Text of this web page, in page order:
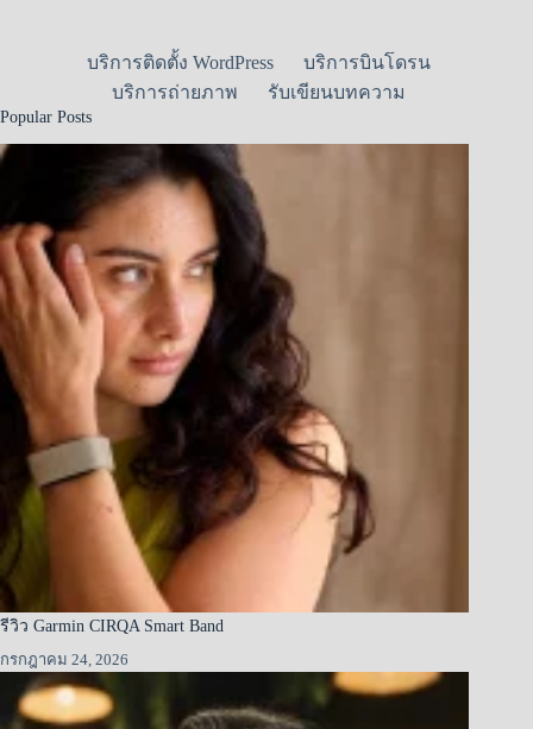
บริการติดตั้ง WordPress
บริการบินโดรน
บริการถ่ายภาพ
รับเขียนบทความ
Popular Posts
รีวิว Garmin CIRQA Smart Band
กรกฎาคม 24, 2026